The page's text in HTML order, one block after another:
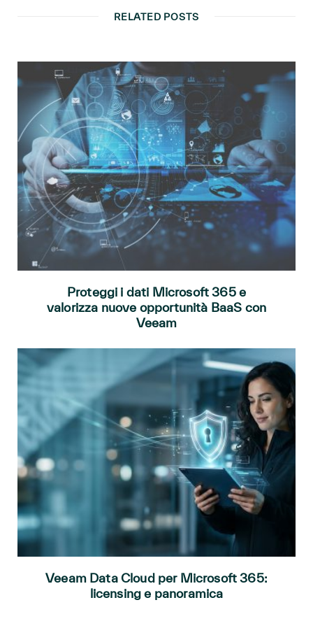
RELATED POSTS
Proteggi i dati Microsoft 365 e
valorizza nuove opportunità BaaS con
Veeam
Veeam Data Cloud per Microsoft 365:
licensing e panoramica